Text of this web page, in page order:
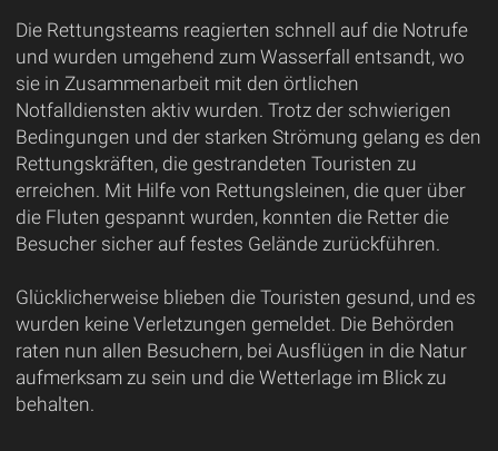
Die Rettungsteams reagierten schnell auf die Notrufe
und wurden umgehend zum Wasserfall entsandt, wo
sie in Zusammenarbeit mit den örtlichen
Notfalldiensten aktiv wurden. Trotz der schwierigen
Bedingungen und der starken Strömung gelang es den
Rettungskräften, die gestrandeten Touristen zu
erreichen. Mit Hilfe von Rettungsleinen, die quer über
die Fluten gespannt wurden, konnten die Retter die
Besucher sicher auf festes Gelände zurückführen.
Glücklicherweise blieben die Touristen gesund, und es
wurden keine Verletzungen gemeldet. Die Behörden
raten nun allen Besuchern, bei Ausflügen in die Natur
aufmerksam zu sein und die Wetterlage im Blick zu
behalten.